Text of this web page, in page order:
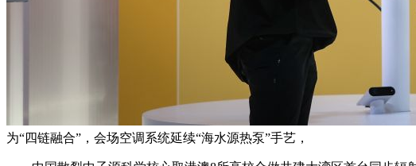
为“四链融合”，会场空调系统延续“海水源热泵”手艺，